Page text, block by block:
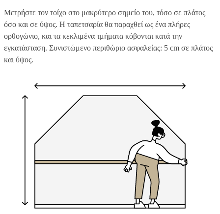
Μετρήστε τον τοίχο στο μακρύτερο σημείο του, τόσο σε πλάτος
όσο και σε ύψος. Η ταπετσαρία θα παραχθεί ως ένα πλήρες
ορθογώνιο, και τα κεκλιμένα τμήματα κόβονται κατά την
εγκατάσταση. Συνιστώμενο περιθώριο ασφαλείας: 5 cm σε πλάτος
και ύψος.